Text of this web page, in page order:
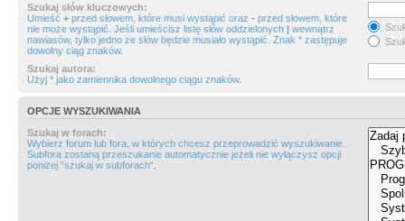
Szukaj słów kluczowych:
Umieść + przed słowem, które musi wystąpić oraz - przed słowem, które
nie może wystąpić. Jeśli umieścisz listę słów oddzielonych | wewnątrz
nawiasów, tylko jedno ze słów będzie musiało wystąpić. Znak * zastępuje
dowolny ciąg znaków.
Szukaj autora:
Użyj * jako zamiennika dowolnego ciągu znaków.
OPCJE WYSZUKIWANIA
Szukaj w forach:
Wybierz forum lub fora, w których chcesz przeprowadzić wyszukiwanie.
Subfora zostaną przeszukanie automatycznie jeżeli nie wyłączysz opcji
poniżej “szukaj w subforach“.